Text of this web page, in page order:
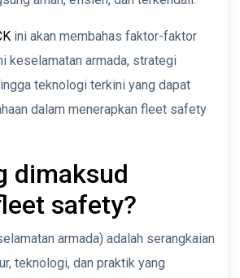
ini akan membahas faktor-faktor
keselamatan armada, strategi
teknologi terkini yang dapat
dalam menerapkan fleet safety
dimaksud
safety?
armada) adalah serangkaian
teknologi, dan praktik yang